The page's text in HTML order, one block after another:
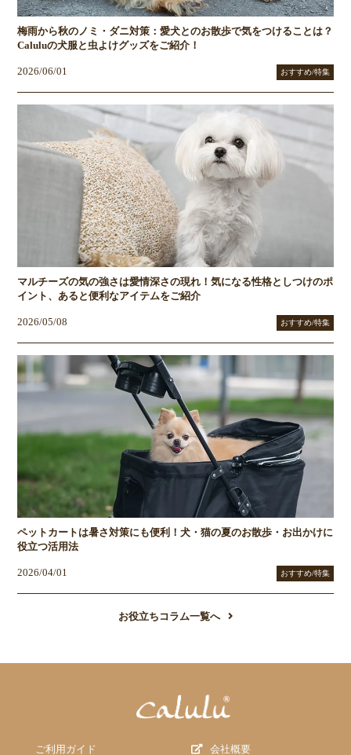
梅雨から秋のノミ・ダニ対策：愛犬とのお散歩で気をつけることは？
Caluluの犬服と虫よけグッズをご紹介！
2026/06/01 おすすめ/特集
マルチーズの気の強さは愛情深さの現れ！気になる性格としつけのポ
イント、あると便利なアイテムをご紹介
2026/05/08 おすすめ/特集
ペットカートは暑さ対策にも便利！犬・猫の夏のお散歩・お出かけに
役立つ活用法
2026/04/01 おすすめ/特集
お役立ちコラム一覧へ
ご利用ガイド 会社概要